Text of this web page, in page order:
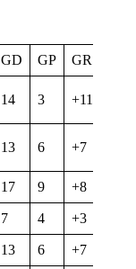
GD GP GR
14 3 +11
13 6 +7
17 9 +8
7 4 +3
13 6 +7